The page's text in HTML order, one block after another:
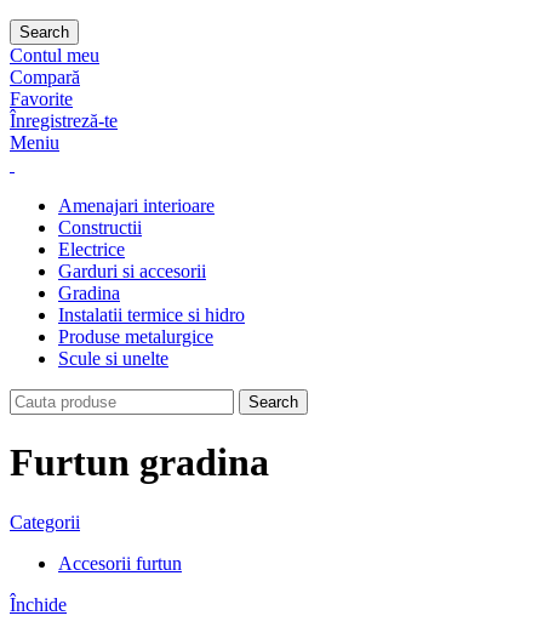
Search
Contul meu
Compară
Favorite
Înregistreză-te
Meniu
Amenajari interioare
Constructii
Electrice
Garduri si accesorii
Gradina
Instalatii termice si hidro
Produse metalurgice
Scule si unelte
Search
Furtun gradina
Categorii
Accesorii furtun
Închide